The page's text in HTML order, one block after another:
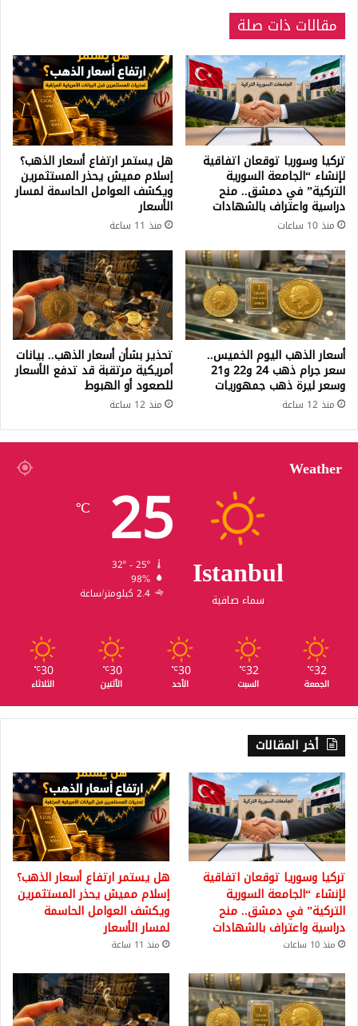
مقالات ذات صلة
تركيا وسوريا توقعان اتفاقية
لإنشاء “الجامعة السورية
التركية” في دمشق.. منح
دراسية واعتراف بالشهادات
منذ 10 ساعات
هل يستمر ارتفاع أسعار الذهب؟
إسلام مميش يحذر المستثمرين
ويكشف العوامل الحاسمة لمسار
الأسعار
منذ 11 ساعة
أسعار الذهب اليوم الخميس..
سعر جرام ذهب 24 و22 و21
وسعر ليرة ذهب جمهوريات
منذ 12 ساعة
تحذير بشأن أسعار الذهب.. بيانات
أمريكية مرتقبة قد تدفع الأسعار
للصعود أو الهبوط
منذ 12 ساعة
Weather
Istanbul
سماء صافية
25
℃
32º - 25º
98%
2.4 كيلومتر/ساعة
32
℃
الجمعة
32
℃
السبت
30
℃
الأحد
30
℃
الأثنين
30
℃
الثلاثاء
أخر المقالات
تركيا وسوريا توقعان اتفاقية
لإنشاء “الجامعة السورية
التركية” في دمشق.. منح
دراسية واعتراف بالشهادات
منذ 10 ساعات
هل يستمر ارتفاع أسعار الذهب؟
إسلام مميش يحذر المستثمرين
ويكشف العوامل الحاسمة
لمسار الأسعار
منذ 11 ساعة